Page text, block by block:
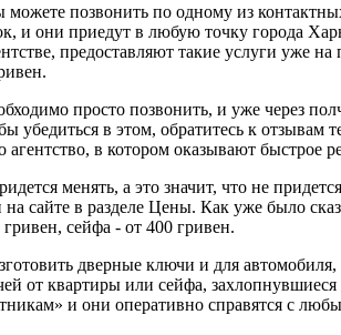
можете позвонить по одному из
и они приедут в любую точку города
предоставляют такие услуги уже
просто позвонить, и уже через
убедиться в этом, обратитесь к
агентство, в котором оказывают быстрое
менять, а это значит, что не
сайте в разделе Цены. Как уже было
сейфа - от 400 гривен.
дверные ключи и для
от квартиры или сейфа,
и они оперативно справятся с